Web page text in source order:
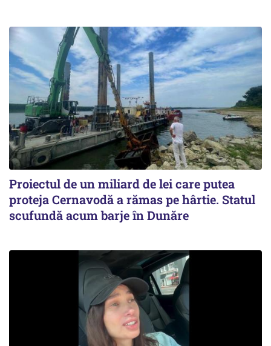
Proiectul de un miliard de lei care putea
proteja Cernavodă a rămas pe hârtie. Statul
scufundă acum barje în Dunăre